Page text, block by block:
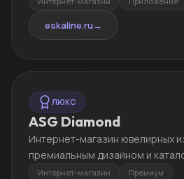
eskaline.ru→
ЛЮКС
ASG Diamond
Интернет-магазин ювелирных
премиальным дизайном и
Интернет-магазин Премиум